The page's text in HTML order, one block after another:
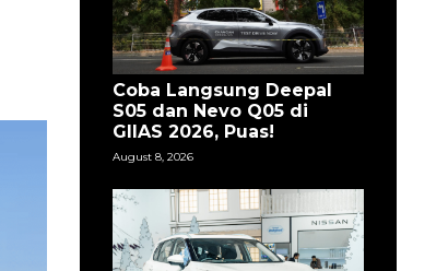
Coba Langsung Deepal
S05 dan Nevo Q05 di
GIIAS 2026, Puas!
August 8, 2026